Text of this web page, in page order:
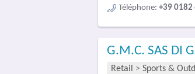
Téléphone: +39 0182
G.M.C. SAS DI
Retail > Sports &